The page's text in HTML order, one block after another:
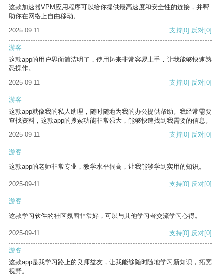
这款加速器VPM应用程序可以给你提供最高速度和安全性的连接，并帮
助你在网络上自由移动。
2025-09-11
支持[0] 反对[0]
游客
这款app的用户界面简洁明了，使用起来非常容易上手，让我能够快速熟
悉操作。
2025-09-11
支持[0] 反对[0]
游客
这款app就像我的私人助理，随时随地为我的办公提供帮助。我经常需要
查找资料，这款app的搜索功能非常强大，能够快速找到我需要的信息。
2025-09-11
支持[0] 反对[0]
游客
这款app的老师非常专业，教学水平很高，让我能够学到实用的知识。
2025-09-11 支持[0] 反对[0]
游客
这款学习软件的社区氛围非常好，可以与其他学习者交流学习心得。
2025-09-11 支持[0] 反对[0]
游客
这款app是我学习路上的良师益友，让我能够随时随地学习新知识，拓宽
视野。